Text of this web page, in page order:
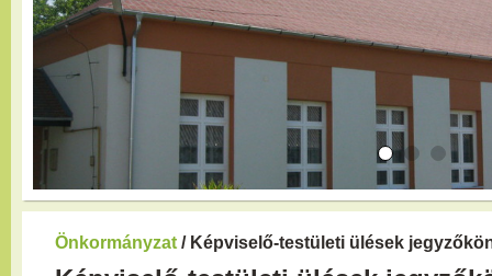
Önkormányzat / Képviselő-testületi ülések